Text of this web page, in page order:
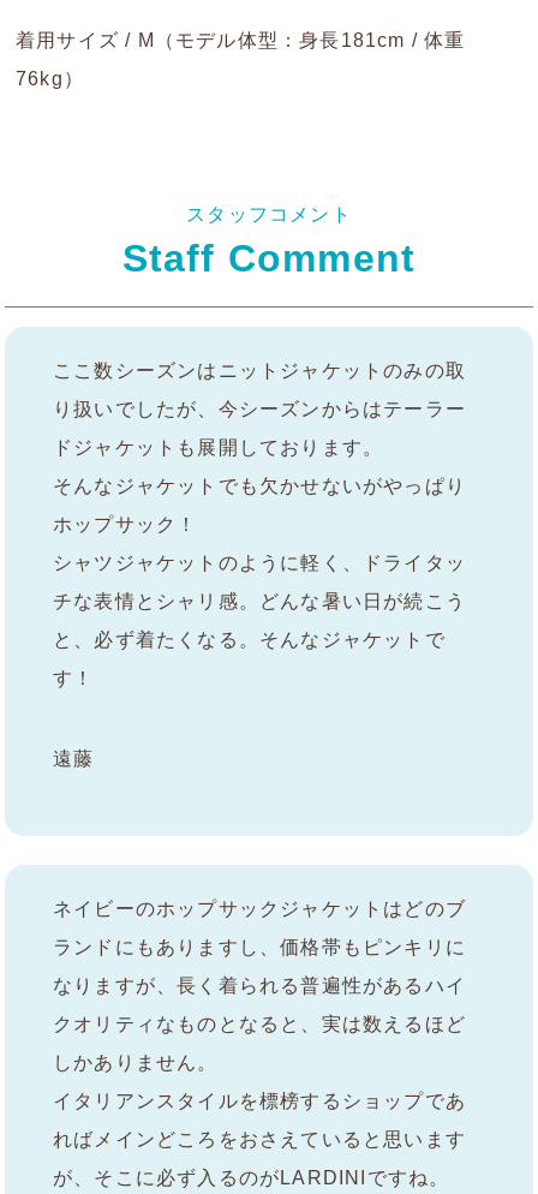
着用サイズ / M（モデル体型：身長181cm / 体重
76kg）
スタッフコメント
Staff Comment
ここ数シーズンはニットジャケットのみの取
り扱いでしたが、今シーズンからはテーラー
ドジャケットも展開しております。
そんなジャケットでも欠かせないがやっぱり
ホップサック！
シャツジャケットのように軽く、ドライタッ
チな表情とシャリ感。どんな暑い日が続こう
と、必ず着たくなる。そんなジャケットで
す！
遠藤
ネイビーのホップサックジャケットはどのブ
ランドにもありますし、価格帯もピンキリに
なりますが、長く着られる普遍性があるハイ
クオリティなものとなると、実は数えるほど
しかありません。
イタリアンスタイルを標榜するショップであ
ればメインどころをおさえていると思います
が、そこに必ず入るのがLARDINIですね。